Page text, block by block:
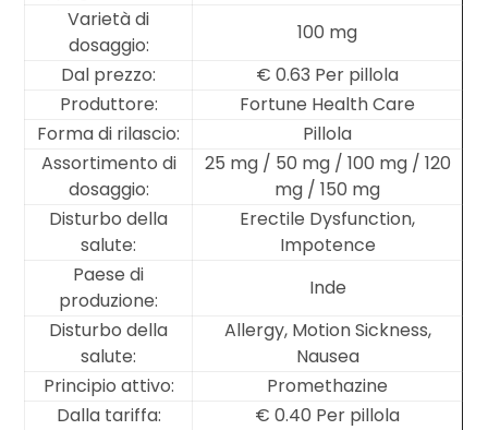
Varietà di
dosaggio:
100 mg
Dal prezzo:
€ 0.63 Per pillola
Produttore:
Fortune Health Care
Forma di rilascio:
Pillola
Assortimento di
dosaggio:
25 mg / 50 mg / 100 mg / 120
mg / 150 mg
Disturbo della
salute:
Erectile Dysfunction,
Impotence
Paese di
produzione:
Inde
Disturbo della
salute:
Allergy, Motion Sickness,
Nausea
Principio attivo:
Promethazine
Dalla tariffa:
€ 0.40 Per pillola